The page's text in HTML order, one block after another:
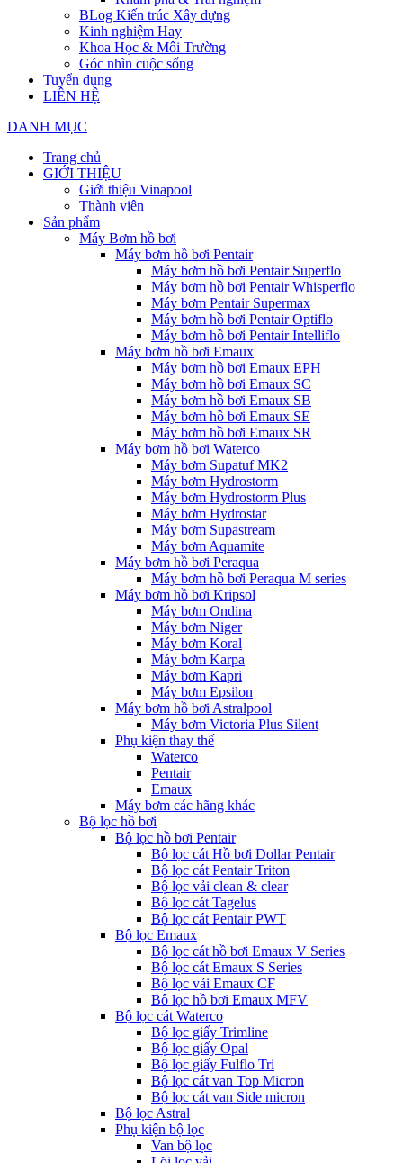
BLog Kiến trúc Xây dựng
Kinh nghiệm Hay
Khoa Học & Môi Trường
Góc nhìn cuộc sống
Tuyển dụng
LIÊN HỆ
DANH MỤC
Trang chủ
GIỚI THIỆU
Giới thiệu Vinapool
Thành viên
Sản phẩm
Máy Bơm hồ bơi
Máy bơm hồ bơi Pentair
Máy bơm hồ bơi Pentair Superflo
Máy bơm hồ bơi Pentair Whisperflo
Máy bơm Pentair Supermax
Máy bơm hồ bơi Pentair Optiflo
Máy bơm hồ bơi Pentair Intelliflo
Máy bơm hồ bơi Emaux
Máy bơm hồ bơi Emaux EPH
Máy bơm hồ bơi Emaux SC
Máy bơm hồ bơi Emaux SB
Máy bơm hồ bơi Emaux SE
Máy bơm hồ bơi Emaux SR
Máy bơm hồ bơi Waterco
Máy bơm Supatuf MK2
Máy bơm Hydrostorm
Máy bơm Hydrostorm Plus
Máy bơm Hydrostar
Máy bơm Supastream
Máy bơm Aquamite
Máy bơm hồ bơi Peraqua
Máy bơm hồ bơi Peraqua M series
Máy bơm hồ bơi Kripsol
Máy bơm Ondina
Máy bơm Niger
Máy bơm Koral
Máy bơm Karpa
Máy bơm Kapri
Máy bơm Epsilon
Máy bơm hồ bơi Astralpool
Máy bơm Victoria Plus Silent
Phụ kiện thay thế
Waterco
Pentair
Emaux
Máy bơm các hãng khác
Bộ lọc hồ bơi
Bộ lọc hồ bơi Pentair
Bộ lọc cát Hồ bơi Dollar Pentair
Bộ lọc cát Pentair Triton
Bộ lọc vải clean & clear
Bộ lọc cát Tagelus
Bộ lọc cát Pentair PWT
Bộ lọc Emaux
Bộ lọc cát hồ bơi Emaux V Series
Bộ lọc cát Emaux S Series
Bộ lọc vải Emaux CF
Bô lọc hồ bơi Emaux MFV
Bộ lọc cát Waterco
Bộ lọc giấy Trimline
Bộ lọc giấy Opal
Bộ lọc giấy Fulflo Tri
Bộ lọc cát van Top Micron
Bộ lọc cát van Side micron
Bộ lọc Astral
Phụ kiện bộ lọc
Van bộ lọc